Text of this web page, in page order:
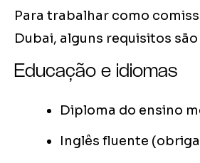
Para trabalhar como
Dubai, alguns requisitos
Educação e idiomas
Diploma do ensino
Inglês fluente